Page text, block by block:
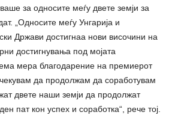
за односите меѓу двете земји за
„Односите меѓу Унгарија и
Држави достигнаа нови височини на
достигнувања под мојата
мера благодарение на премиерот
да продолжам да соработувам
двете наши земји да продолжат
пат кон успех и соработка“, рече тој.